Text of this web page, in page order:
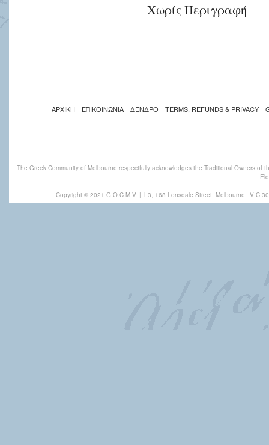
Χωρίς Περιγραφή
ΑΡΧΙΚΗ ΕΠΙΚΟΙΝΩΝΙΑ ΔΕΝΔΡΟ TERMS, REFUNDS & PRIVACY
The Greek Community of Melbourne respectfully acknowledges the Traditional Owners
Copyright © 2021 G.O.C.M.V | L3, 168 Lonsdale Street, Melbourne, VIC